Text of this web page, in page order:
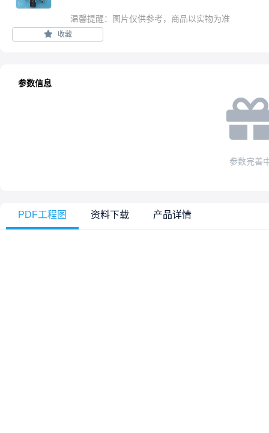
温馨提醒：图片仅供参考，商品以实物为准
收藏
参数信息
参数完善
PDF工程图 资料下载 产品详情